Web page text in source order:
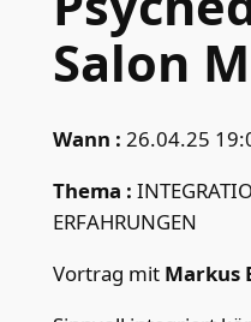
Salon
Wann : 26.04.25
Thema :
ERFAHRUNGEN
Vortrag mit Markus